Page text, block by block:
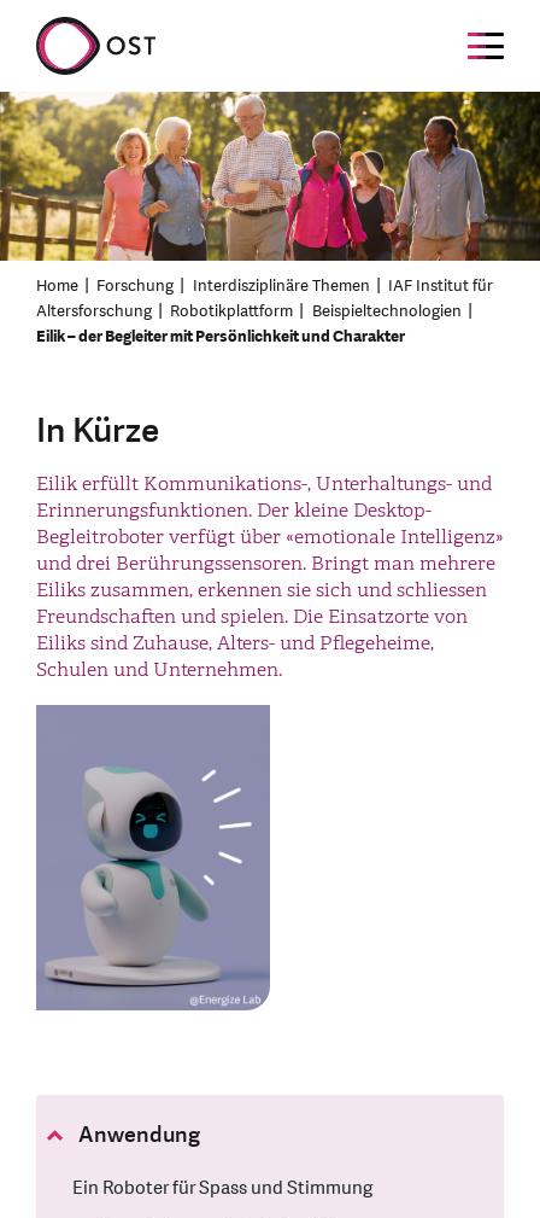
Home Forschung Interdisziplinäre Themen
IAF Institut für
Altersforschung
Robotikplattform
Beispieltechnologien
Eilik – der Begleiter mit Persönlichkeit und Charakter
In Kürze
Eilik erfüllt Kommunikations-, Unterhaltungs- und
Erinnerungsfunktionen. Der kleine Desktop-
Begleitroboter verfügt über «emotionale Intelligenz»
und drei Berührungssensoren. Bringt man mehrere
Eiliks zusammen, erkennen sie sich und schliessen
Freundschaften und spielen. Die Einsatzorte von
Eiliks sind Zuhause, Alters- und Pflegeheime,
Schulen und Unternehmen.
Anwendung
Ein Roboter für Spass und Stimmung